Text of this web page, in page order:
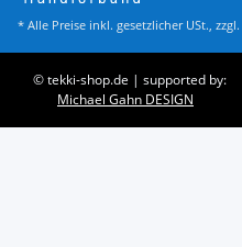
* Alle Preise inkl. gesetzlicher USt., zzgl.
© tekki-shop.de | supported by:
Michael Gahn DESIGN